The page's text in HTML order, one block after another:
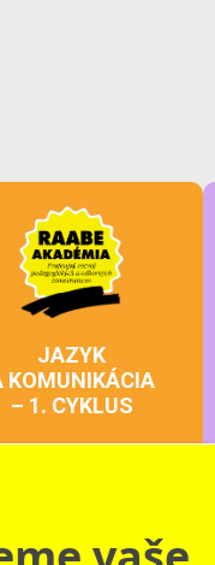
JAZYK
KOMUNIKÁCIA
– 1. CYKLUS